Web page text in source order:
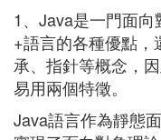
1、Java是一門面向
+語言的各種優點
承、指針等概念，
易用兩個特徵。
Java語言作為靜態